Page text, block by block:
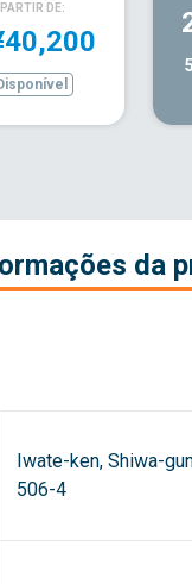
DE:
da
Iwate-ken, Shiwa-
506-4